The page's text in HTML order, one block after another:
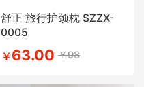
舒正 旅行护颈枕 SZZX-
0005
￥63.00 ￥98